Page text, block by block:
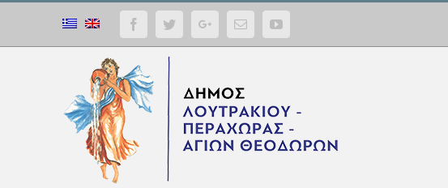
FacebookTwitterGoogle+Email YouTube